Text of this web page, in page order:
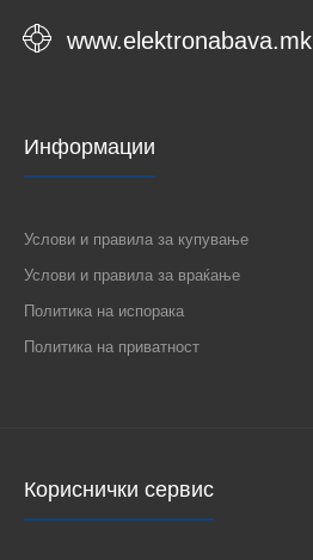
www.elektronabava.mk
Информации
Услови и правила за купување
Услови и правила за враќање
Политика на испорака
Политика на приватност
Кориснички сервис